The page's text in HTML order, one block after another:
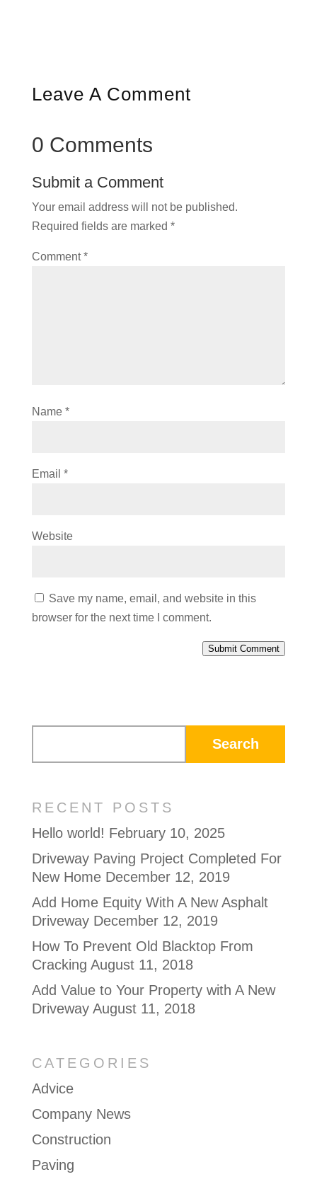
Leave A Comment
0 Comments
Submit a Comment
Your email address will not be published.
Required fields are marked *
Comment*
Name *
Email *
Website
Save my name, email, and website in this
browser for the next time I comment.
Submit Comment
RECENT POSTS
Hello world! February 10, 2025
Driveway Paving Project Completed For
New Home December 12, 2019
Add Home Equity With A New Asphalt
Driveway December 12, 2019
How To Prevent Old Blacktop From
Cracking August 11, 2018
Add Value to Your Property with A New
Driveway August 11, 2018
CATEGORIES
Advice
Company News
Construction
Paving